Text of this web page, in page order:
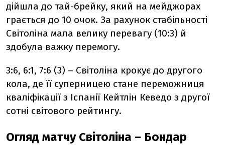
дійшла до тай-брейку, який на мейджорах
грається до 10 очок. За рахунок стабільності
Світоліна мала велику перевагу (10:3) й
здобула важку перемогу.
3:6, 6:1, 7:6 (3) – Світоліна крокує до другого
кола, де її суперницею стане переможниця
кваліфікації з Іспанії Кейтлін Кеведо з другої
сотні світового рейтингу.
Огляд матчу Світоліна – Бондар